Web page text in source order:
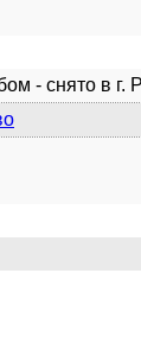
- снято в г.